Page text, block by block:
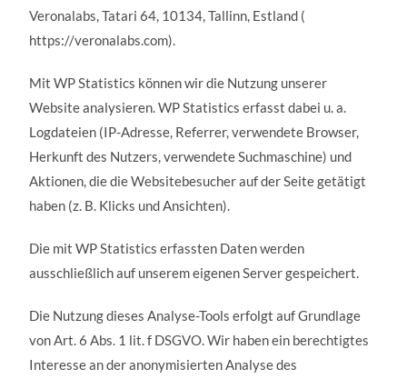
Veronalabs, Tatari 64, 10134, Tallinn, Estland (
https://veronalabs.com).
Mit WP Statistics können wir die Nutzung unserer
Website analysieren. WP Statistics erfasst dabei u. a.
Logdateien (IP-Adresse, Referrer, verwendete Browser,
Herkunft des Nutzers, verwendete Suchmaschine) und
Aktionen, die die Websitebesucher auf der Seite getätigt
haben (z. B. Klicks und Ansichten).
Die mit WP Statistics erfassten Daten werden
ausschließlich auf unserem eigenen Server gespeichert.
Die Nutzung dieses Analyse-Tools erfolgt auf Grundlage
von Art. 6 Abs. 1 lit. f DSGVO. Wir haben ein berechtigtes
Interesse an der anonymisierten Analyse des